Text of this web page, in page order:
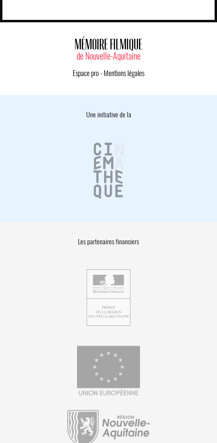
MÉMOIRE FILMIQUE
de Nouvelle-Aquitaine
Espace pro- Mentions légales
Une initiative de la
Les partenaires financiers